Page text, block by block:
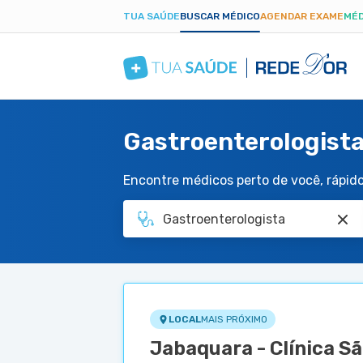
TUA SAÚDEBUSCAR MÉDICOAGENDAR EXAME
Encontre médicos perto de você,
LOCALMAIS PRÓXIMO
Jabaquara - Clínica